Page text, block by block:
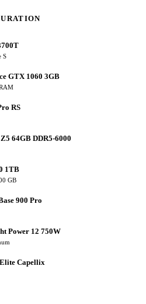
S
GTX 1060 3GB
RS
64GB DDR5-6000
1TB
GB
900 Pro
Power 12 750W
Capellix